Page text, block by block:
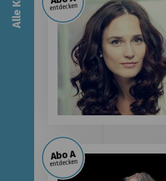
entdecken
Abo A
entdecken